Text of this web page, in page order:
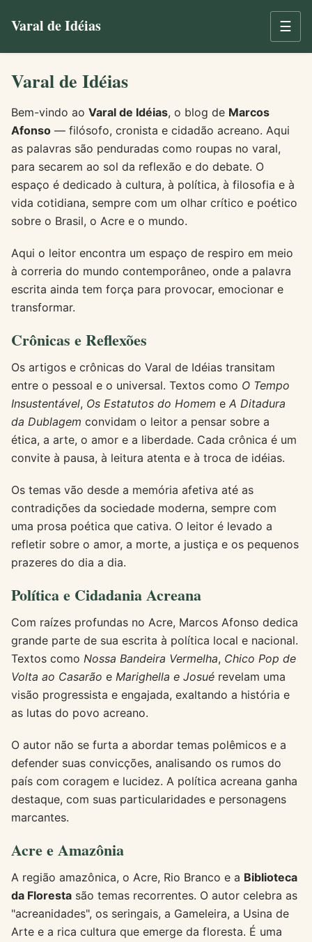
Varal de Idéias ☰
Varal de Idéias
Bem-vindo ao Varal de Idéias, o blog de Marcos
Afonso — filósofo, cronista e cidadão acreano. Aqui
as palavras são penduradas como roupas no varal,
para secarem ao sol da reflexão e do debate. O
espaço é dedicado à cultura, à política, à filosofia e à
vida cotidiana, sempre com um olhar crítico e poético
sobre o Brasil, o Acre e o mundo.
Aqui o leitor encontra um espaço de respiro em meio
à correria do mundo contemporâneo, onde a palavra
escrita ainda tem força para provocar, emocionar e
transformar.
Crônicas e Reflexões
Os artigos e crônicas do Varal de Idéias transitam
entre o pessoal e o universal. Textos como O Tempo
Insustentável, Os Estatutos do Homem e A Ditadura
da Dublagem convidam o leitor a pensar sobre a
ética, a arte, o amor e a liberdade. Cada crônica é um
convite à pausa, à leitura atenta e à troca de idéias.
Os temas vão desde a memória afetiva até as
contradições da sociedade moderna, sempre com
uma prosa poética que cativa. O leitor é levado a
refletir sobre o amor, a morte, a justiça e os pequenos
prazeres do dia a dia.
Política e Cidadania Acreana
Com raízes profundas no Acre, Marcos Afonso dedica
grande parte de sua escrita à política local e nacional.
Textos como Nossa Bandeira Vermelha, Chico Pop de
Volta ao Casarão e Marighella e Josué revelam uma
visão progressista e engajada, exaltando a história e
as lutas do povo acreano.
O autor não se furta a abordar temas polêmicos e a
defender suas convicções, analisando os rumos do
país com coragem e lucidez. A política acreana ganha
destaque, com suas particularidades e personagens
marcantes.
Acre e Amazônia
A região amazônica, o Acre, Rio Branco e a Biblioteca
da Floresta são temas recorrentes. O autor celebra as
"acreanidades", os seringais, a Gameleira, a Usina de
Arte e a rica cultura que emerge da floresta. É uma